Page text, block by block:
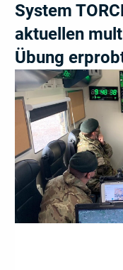
System
aktuellen
Übung